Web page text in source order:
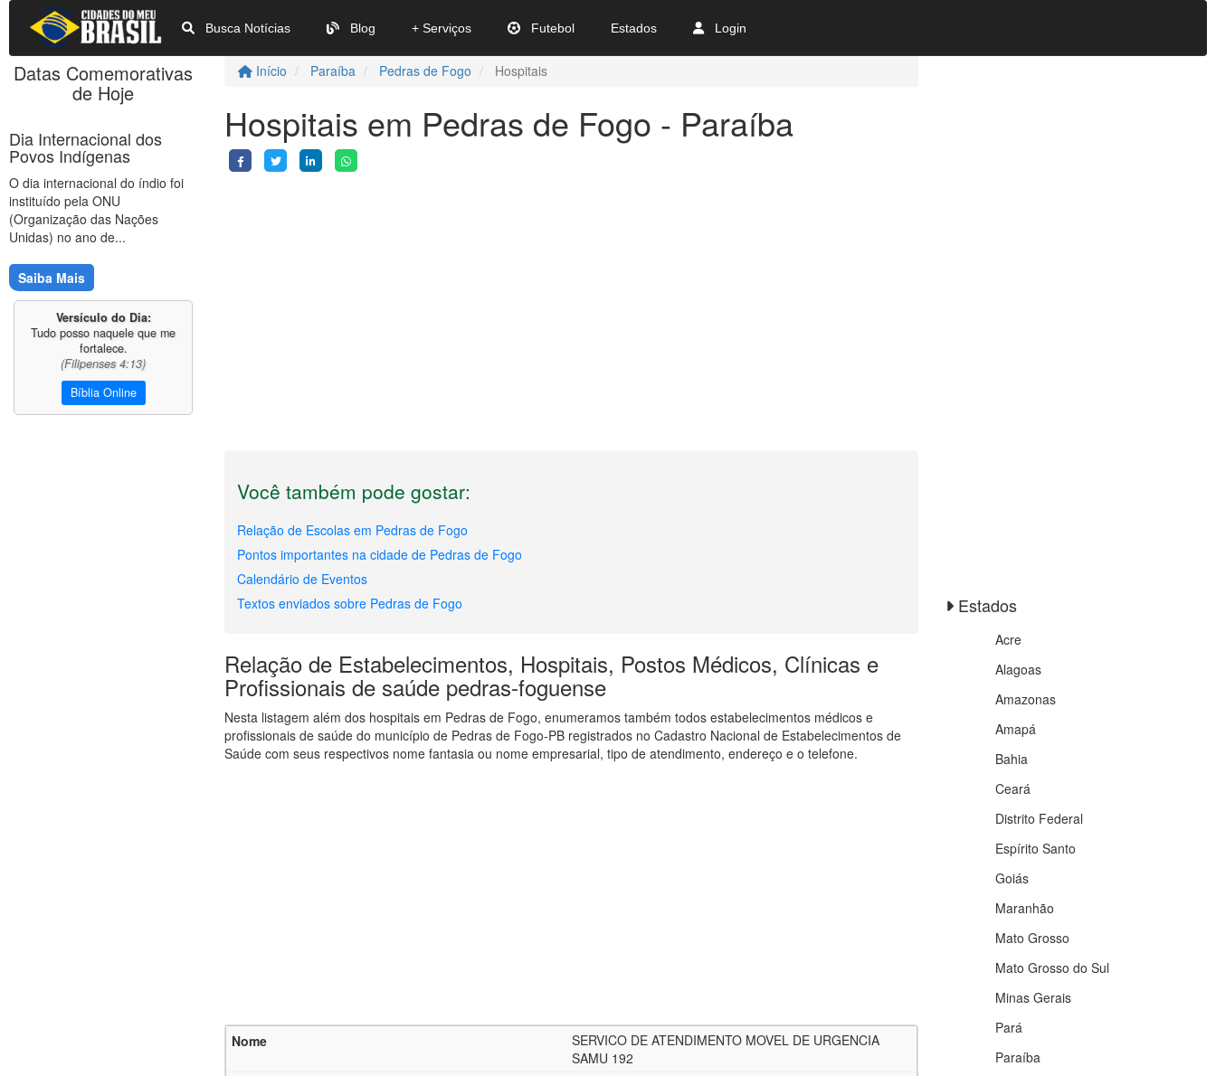
Busca Notícias Blog + Serviços Futebol Estados Login
Início Paraíba Pedras de Fogo Hospitais
Hospitais em Pedras de Fogo - Paraíba
Você também pode gostar:
Relação de Escolas em Pedras de Fogo
Pontos importantes na cidade de Pedras de Fogo
Calendário de Eventos
Textos enviados sobre Pedras de Fogo
Relação de Estabelecimentos, Hospitais, Postos Médicos, Clínicas e
Profissionais de saúde pedras-foguense
Nesta listagem além dos hospitais em Pedras de Fogo, enumeramos também todos estabelecimentos médicos e
profissionais de saúde do município de Pedras de Fogo-PB registrados no Cadastro Nacional de Estabelecimentos de
Saúde com seus respectivos nome fantasia ou nome empresarial, tipo de atendimento, endereço e o telefone.
SERVICO DE ATENDIMENTO MOVEL DE URGENCIA
SAMU 192
Datas Comemorativas
de Hoje
Dia Internacional dos
Povos Indígenas
O dia internacional do índio foi
instituído pela ONU
(Organização das Nações
Unidas) no ano de...
Saiba Mais
Versículo do Dia:
Tudo posso naquele que me
fortalece.
(Filipenses 4:13)
Bíblia Online
Estados
Acre
Alagoas
Amazonas
Amapá
Bahia
Ceará
Distrito Federal
Espírito Santo
Goiás
Maranhão
Mato Grosso
Mato Grosso do Sul
Minas Gerais
Pará
Paraíba